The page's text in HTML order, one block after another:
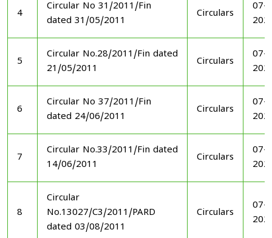
4
Circular No 31/2011/Fin
dated 31/05/2011
Circulars
07-
5
Circular No.28/2011/Fin dated
21/05/2011
Circulars
07-
6
Circular No 37/2011/Fin
dated 24/06/2011
Circulars
07-
7
Circular No.33/2011/Fin dated
14/06/2011
Circulars
07-
8
Circular
No.13027/C3/2011/PARD
dated 03/08/2011
Circulars
07-